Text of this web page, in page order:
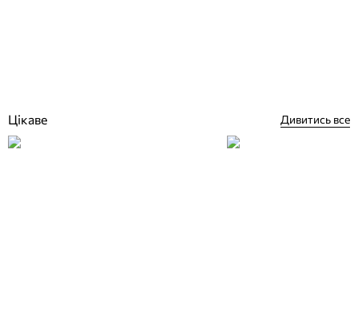
Цікаве Дивитись все